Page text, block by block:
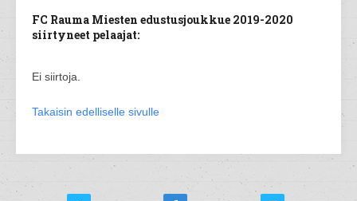
FC Rauma Miesten edustusjoukkue 2019-2020
siirtyneet pelaajat:
Ei siirtoja.
Takaisin edelliselle sivulle